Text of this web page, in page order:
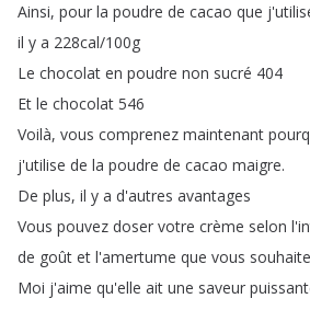
Ainsi, pour la poudre de cacao que
il y a 228cal/100g
Le chocolat en poudre non sucré 404
Et le chocolat 546
Voilà, vous comprenez maintenant
j'utilise de la poudre de cacao maigre.
De plus, il y a d'autres avantages
Vous pouvez doser votre crème selon
de goût et l'amertume que vous
Moi j'aime qu'elle ait une saveur